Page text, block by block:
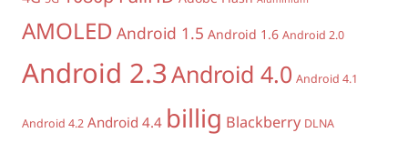
AMOLED Android 1.5 Android 1.6 Android 2.0
Android 2.3Android 4.0 Android 4.1
Android 4.2 Android 4.4 billig Blackberry DLNA